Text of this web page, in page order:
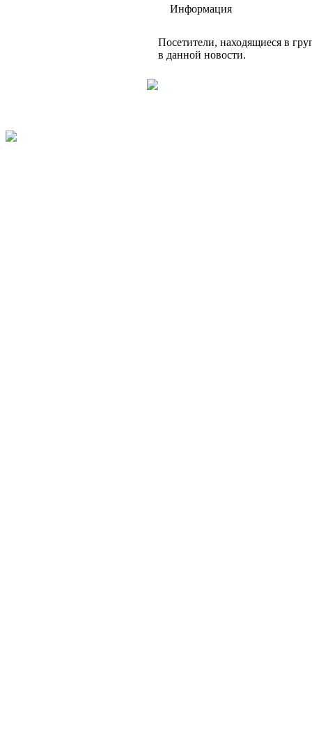
Информация
Посетители, находящиеся в
в данной новости.